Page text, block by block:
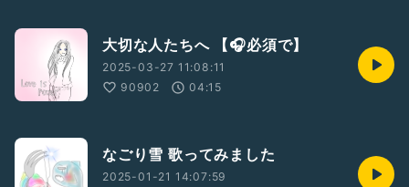
大切な人たちへ 【🎧必須で】
2025-03-27 11:08:11
90902
04:15
なごり雪 歌ってみました
2025-01-21 14:07:59